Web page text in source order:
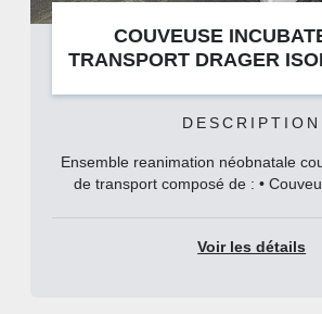
COUVEUSE
TRANSPORT DRAGER
DESCRIPTION
Ensemble reanimation néobnatale
de transport composé de : •
Voir les détails